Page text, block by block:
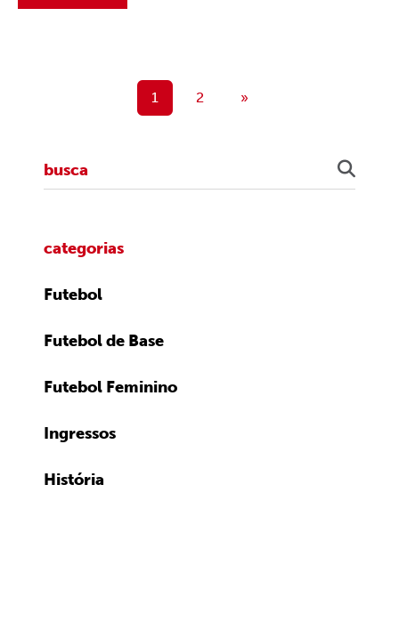
1 2 »
categorias
Futebol
Futebol de Base
Futebol Feminino
Ingressos
História